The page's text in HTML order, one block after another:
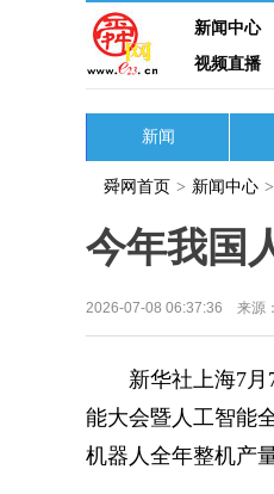
新闻中心
视频直播
新闻
舜网首页 > 新闻中心 >
今年我国
2026-07-08 06:37:36 来源：
新华社上海7月7
能大会暨人工智能
机器人全年整机产